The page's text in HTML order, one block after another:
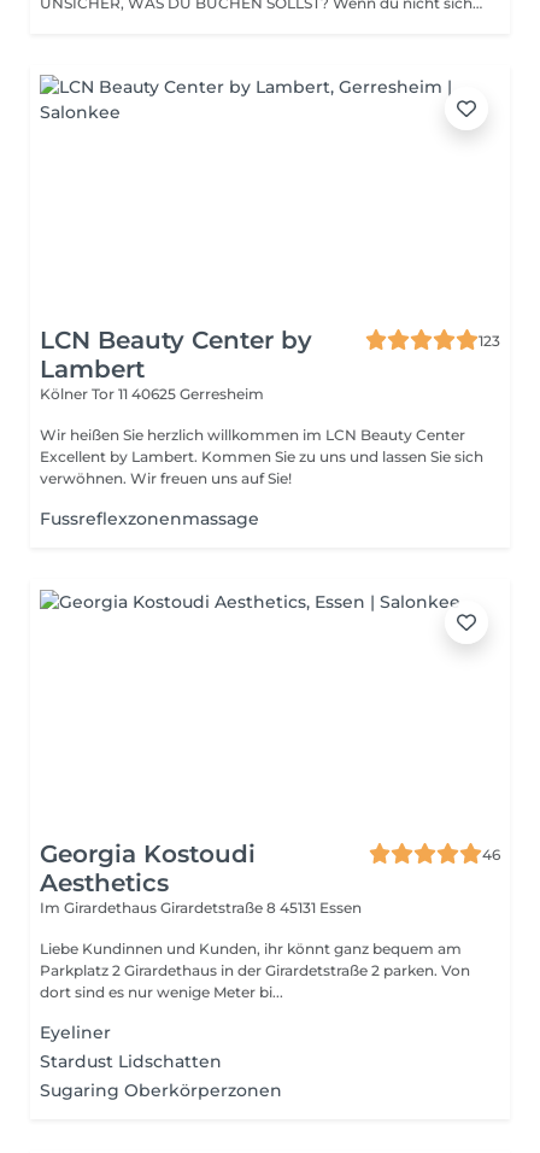
LCN Beauty Center by
Lambert
123
Kölner Tor 11 40625 Gerresheim
Wir heißen Sie herzlich willkommen im LCN Beauty Center
Excellent by Lambert. Kommen Sie zu uns und lassen Sie sich
verwöhnen. Wir freuen uns auf Sie!
Fussreflexzonenmassage
Georgia Kostoudi
Aesthetics
46
Im Girardethaus Girardetstraße 8 45131 Essen
Liebe Kundinnen und Kunden, ihr könnt ganz bequem am
Parkplatz 2 Girardethaus in der Girardetstraße 2 parken. Von
dort sind es nur wenige Meter bi...
Eyeliner
Stardust Lidschatten
Sugaring Oberkörperzonen